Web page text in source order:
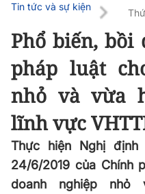
Tin tức và sự kiện
Phổ biến,
pháp luật
nhỏ và vừa
lĩnh vực
Thực hiện Nghị định
24/6/2019 của Chính
doanh nghiệp